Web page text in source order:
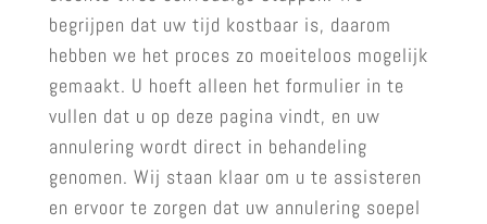
begrijpen dat uw tijd kostbaar is, daarom
hebben we het proces zo moeiteloos mogelijk
gemaakt. U hoeft alleen het formulier in te
vullen dat u op deze pagina vindt, en uw
annulering wordt direct in behandeling
genomen. Wij staan klaar om u te assisteren
en ervoor te zorgen dat uw annulering soepel